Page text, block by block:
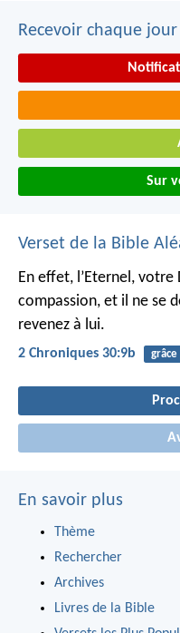
Recevoir chaque
Sur
Verset de la Bible
En effet, l’Eternel,
compassion, et il ne se
revenez à lui.
2 Chroniques 30:9b grâce
En savoir plus
Thème
Rechercher
Archives
Livres de la Bible